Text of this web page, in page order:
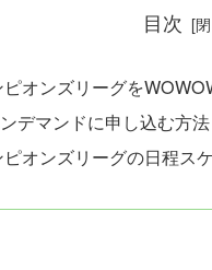
目次
オンズリーグを
デマンドに申し込む方法
オンズリーグの日程ス